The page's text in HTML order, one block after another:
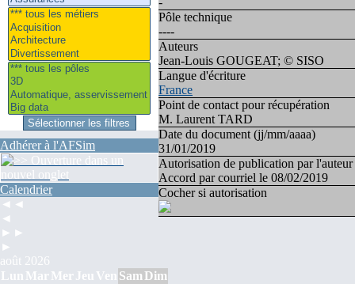
Adhérer à l'AFSim
Calendrier
◄◄
◄
►►
►
août 2026
Lun Mar Mer Jeu Ven Sam Dim
Pôle technique
----
Auteurs
Jean-Louis GOUGEAT; © SISO
Langue d'écriture
France
Point de contact pour récupération
M. Laurent TARD
Date du document (jj/mm/aaaa)
31/01/2019
Autorisation de publication par
Accord par courriel le 08/02/2019
Cocher si autorisation